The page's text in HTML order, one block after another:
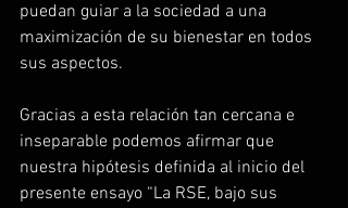
puedan guiar a la sociedad a una
maximización de su bienestar en todos
sus aspectos.
Gracias a esta relación tan cercana e
inseparable podemos afirmar que
nuestra hipótesis definida al inicio del
presente ensayo “La RSE, bajo sus